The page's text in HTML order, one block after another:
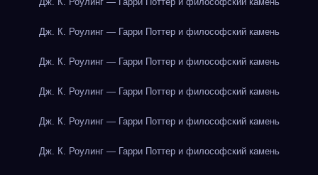
Дж. К. Роулинг — Гарри Поттер и философский камень
Дж. К. Роулинг — Гарри Поттер и философский камень
Дж. К. Роулинг — Гарри Поттер и философский камень
Дж. К. Роулинг — Гарри Поттер и философский камень
Дж. К. Роулинг — Гарри Поттер и философский камень